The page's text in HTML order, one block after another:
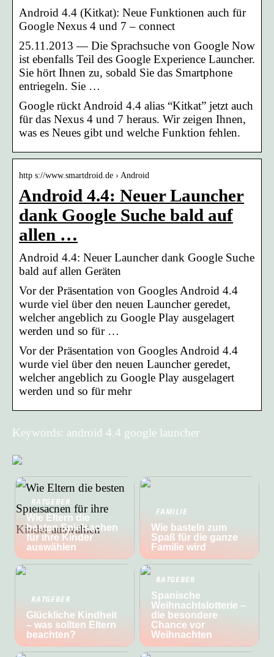
Android 4.4 (Kitkat): Neue Funktionen auch für
Google Nexus 4 und 7 – connect
25.11.2013 — Die Sprachsuche von Google Now
ist ebenfalls Teil des Google Experience Launcher.
Sie hört Ihnen zu, sobald Sie das Smartphone
entriegeln. Sie …
Google rückt Android 4.4 alias “Kitkat” jetzt auch
für das Nexus 4 und 7 heraus. Wir zeigen Ihnen,
was es Neues gibt und welche Funktion fehlen.
http s://www.smartdroid.de › Android
Android 4.4: Neuer Launcher
dank Google Suche bald auf
allen …
Android 4.4: Neuer Launcher dank Google Suche
bald auf allen Geräten
Vor der Präsentation von Googles Android 4.4
wurde viel über den neuen Launcher geredet,
welcher angeblich zu Google Play ausgelagert
werden und so für …
Vor der Präsentation von Googles Android 4.4
wurde viel über den neuen Launcher geredet,
welcher angeblich zu Google Play ausgelagert
werden und so für mehr
Keywords: android 4.4 google launcher
RATGEBER
Wie Eltern die
besten Spielsachen
für ihre Kinder
auswählen
FAMILIE
Wie basteln zum
Spaß für die ganze
Familie wird
RATGEBER
Glückliche Kindheit
– was sollten Eltern
beachten?
RATGEBER
Spanische
Weihnachtslotterie –
die besondere
Chance vor
Weihnachten